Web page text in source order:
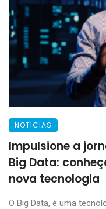
NOTICIAS
Impulsione a
Big Data:
nova tecnologia
O Big Data, é uma